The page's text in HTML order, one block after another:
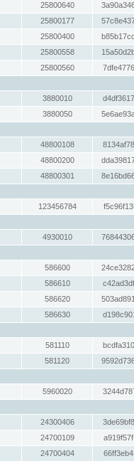
25800640
25800177
25800400
25800558
25800560
3880010
3880050
48800108
48800200
48800301
123456784
4930010
586600
586610
586620
586630
581110
581120
5960020
24300406
24700109
24700404